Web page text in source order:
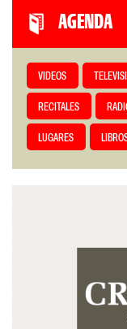
AGENDA
VIDEOS
RECITALES
LUGARES